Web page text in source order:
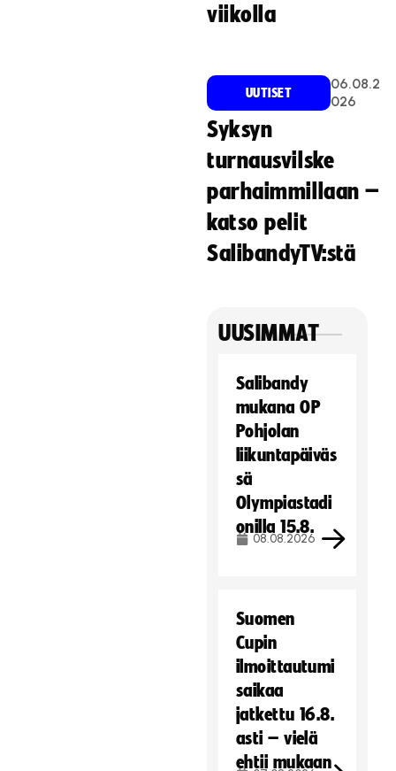
viikolla
UUTISET
06.08.2
026
Syksyn
turnausvilske
parhaimmillaan –
katso pelit
SalibandyTV:stä
UUSIMMAT
Salibandy
mukana OP
Pohjolan
liikuntapäiväs
sä
Olympiastadi
onilla 15.8.
08.08.2026
Suomen
Cupin
ilmoittautumi
saikaa
jatkettu 16.8.
asti – vielä
ehtii mukaan